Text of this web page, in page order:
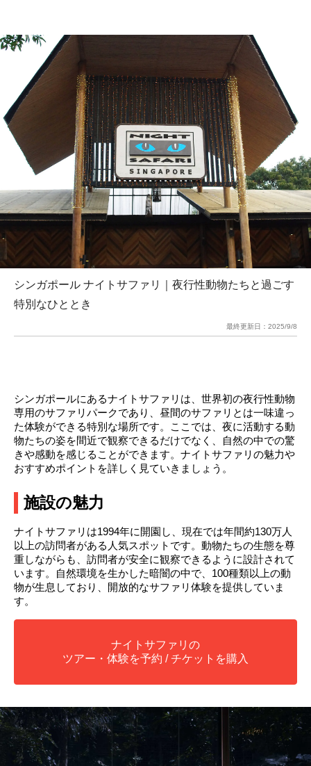
シンガポール ナイトサファリ｜夜行性動物たちと過ごす
特別なひととき
最終更新日： 2025/9/8
シンガポールにあるナイトサファリは、世界初の夜行性動物
専用のサファリパークであり、昼間のサファリとは一味違っ
た体験ができる特別な場所です。ここでは、夜に活動する動
物たちの姿を間近で観察できるだけでなく、自然の中での驚
きや感動を感じることができます。ナイトサファリの魅力や
おすすめポイントを詳しく見ていきましょう。
施設の魅力
ナイトサファリは1994年に開園し、現在では年間約130万人
以上の訪問者がある人気スポットです。動物たちの生態を尊
重しながらも、訪問者が安全に観察できるように設計されて
います。自然環境を生かした暗闇の中で、100種類以上の動
物が生息しており、開放的なサファリ体験を提供していま
す。
ナイトサファリの
ツアー・体験を予約 / チケットを購入